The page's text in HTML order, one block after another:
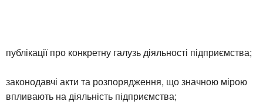
публікації про конкретну галузь діяльності підприємства;
законодавчі акти та розпорядження, що значною мірою
впливають на діяльність підприємства;